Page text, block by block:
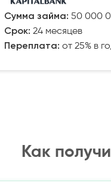
Сумма займа: 50 000
Срок: 24 месяцев
Переплата: от 25% в
Как